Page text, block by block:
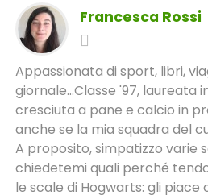
Francesca Rossi
Appassionata di sport, libri,
giornale...Classe '97, laureata
cresciuta a pane e calcio in
anche se la mia squadra del
A proposito, simpatizzo varie
chiedetemi quali perché
le scale di Hogwarts: gli piace